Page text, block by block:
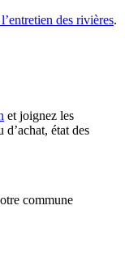
des rivières.
et joignez les
état des
commune